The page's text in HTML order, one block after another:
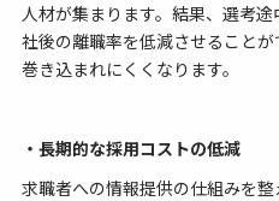
人材が集まります。結果、選考
社後の離職率を低減させること
巻き込まれにくくなります。
・長期的な採用コストの低減
求職者への情報提供の仕組みを